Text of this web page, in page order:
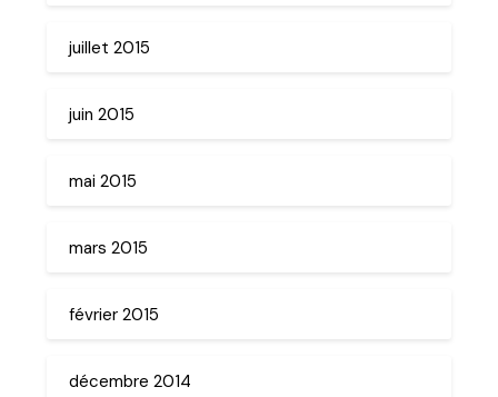
juillet 2015
juin 2015
mai 2015
mars 2015
février 2015
décembre 2014